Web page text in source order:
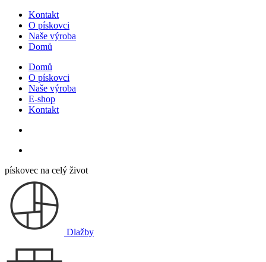
Kontakt
O pískovci
Naše výroba
Domů
Domů
O pískovci
Naše výroba
E-shop
Kontakt
pískovec na celý život
Dlažby